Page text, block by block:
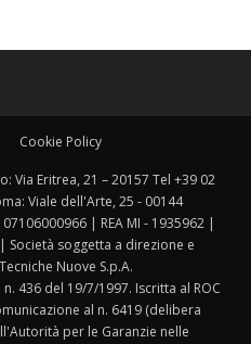
Cookie Policy
Via Eritrea, 21 – 20157 Tel +39 02
Viale dell'Arte, 25 - 00144
| REA MI - 1935962 |
Società soggetta a direzione e
Nuove S.p.A.
436 del 19/7/1997. Iscritta al ROC
al n. 6419 (delibera
per le Garanzie nelle